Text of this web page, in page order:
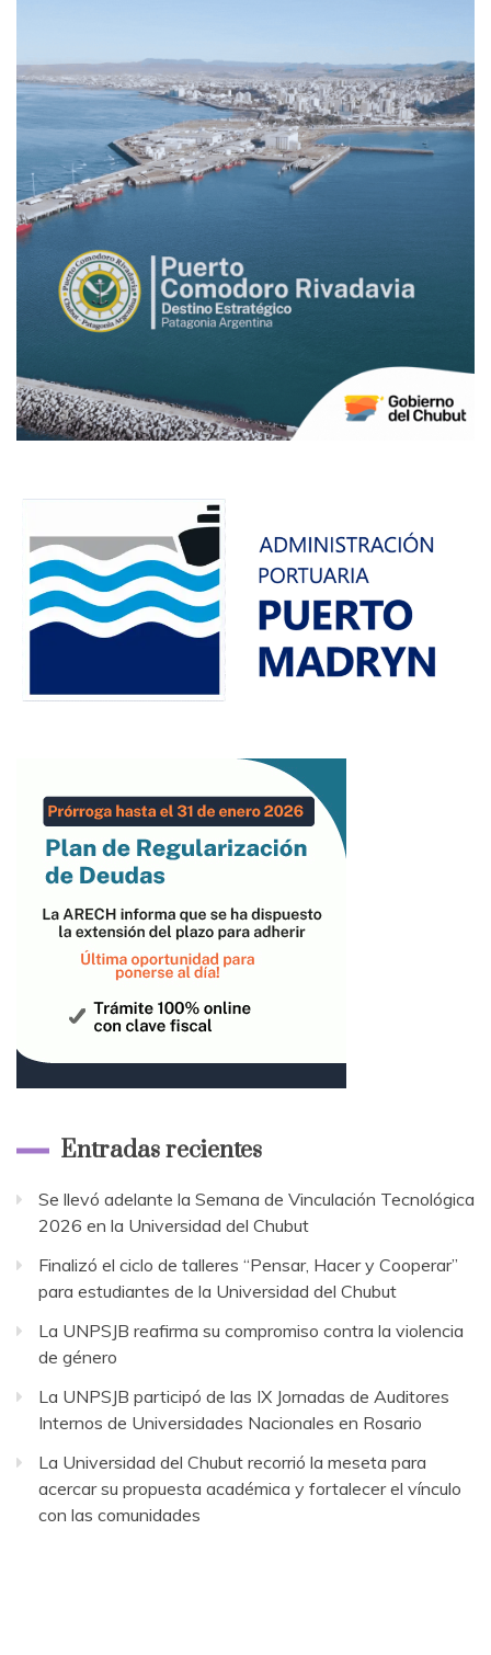
Entradas recientes
Se llevó adelante la Semana de Vinculación Tecnológica
2026 en la Universidad del Chubut
Finalizó el ciclo de talleres “Pensar, Hacer y Cooperar”
para estudiantes de la Universidad del Chubut
La UNPSJB reafirma su compromiso contra la violencia
de género
La UNPSJB participó de las IX Jornadas de Auditores
Internos de Universidades Nacionales en Rosario
La Universidad del Chubut recorrió la meseta para
acercar su propuesta académica y fortalecer el vínculo
con las comunidades